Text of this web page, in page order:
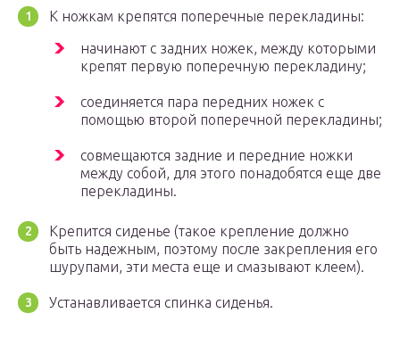
К ножкам крепятся поперечные перекладины:
начинают с задних ножек, между которыми
крепят первую поперечную перекладину;
соединяется пара передних ножек с
помощью второй поперечной перекладины;
совмещаются задние и передние ножки
между собой, для этого понадобятся еще две
перекладины.
Крепится сиденье (такое крепление должно
быть надежным, поэтому после закрепления его
шурупами, эти места еще и смазывают клеем).
Устанавливается спинка сиденья.